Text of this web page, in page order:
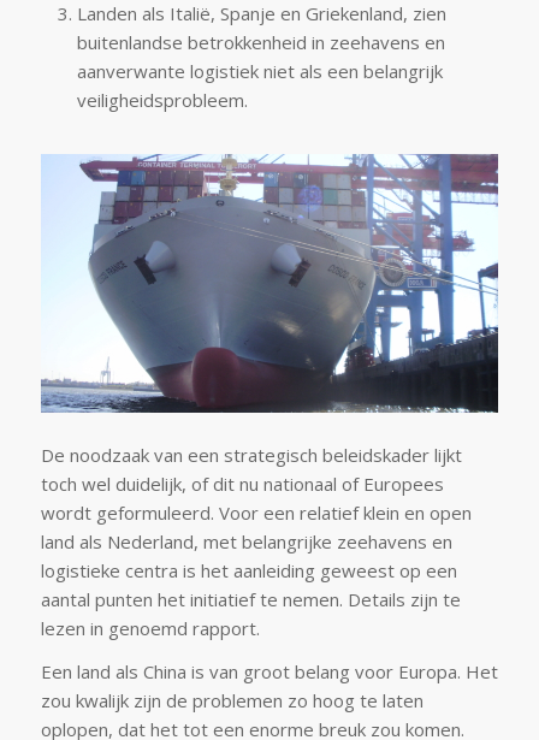
Landen als Italië, Spanje en Griekenland, zien
buitenlandse betrokkenheid in zeehavens en
aanverwante logistiek niet als een belangrijk
veiligheidsprobleem.
De noodzaak van een strategisch beleidskader lijkt
toch wel duidelijk, of dit nu nationaal of Europees
wordt geformuleerd. Voor een relatief klein en open
land als Nederland, met belangrijke zeehavens en
logistieke centra is het aanleiding geweest op een
aantal punten het initiatief te nemen. Details zijn te
lezen in genoemd rapport.
Een land als China is van groot belang voor Europa. Het
zou kwalijk zijn de problemen zo hoog te laten
oplopen, dat het tot een enorme breuk zou komen.